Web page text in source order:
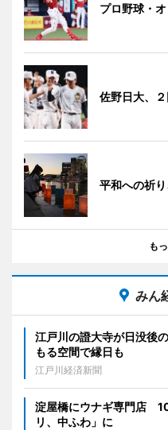
プロ野球・
佐野日大、
平和への祈
も
みん
江戸川の證大寺が日没後
もる空間で縁日も
江戸川経済新聞
淀屋橋にウナギ専門店
リ、中ふわ」に